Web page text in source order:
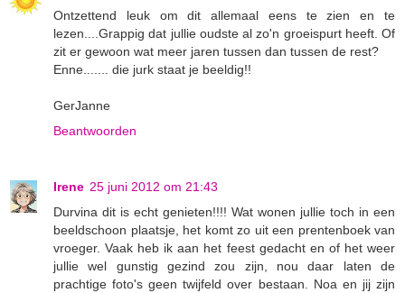
Ontzettend leuk om dit allemaal eens te zien en te
lezen....Grappig dat jullie oudste al zo'n groeispurt heeft. Of
zit er gewoon wat meer jaren tussen dan tussen de rest?
Enne....... die jurk staat je beeldig!!
GerJanne
Beantwoorden
Irene 25 juni 2012 om 21:43
Durvina dit is echt genieten!!!! Wat wonen jullie toch in een
beeldschoon plaatsje, het komt zo uit een prentenboek van
vroeger. Vaak heb ik aan het feest gedacht en of het weer
jullie wel gunstig gezind zou zijn, nou daar laten de
prachtige foto's geen twijfeld over bestaan. Noa en jij zijn